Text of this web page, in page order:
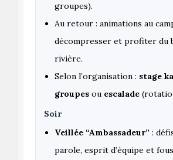
groupes).
Au retour : animations au
décompresser et profiter du
rivière.
Selon l’organisation : stage
groupes ou escalade
Soir
Veillée “Ambassadeur” :
parole, esprit d’équipe et